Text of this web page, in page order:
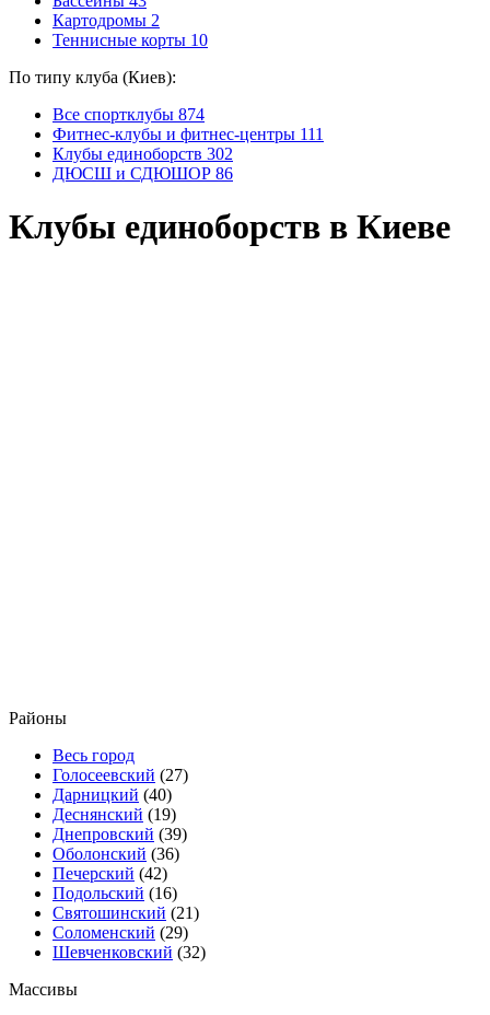
Картодромы 2
Теннисные корты 10
По типу клуба (Киев):
Все спортклубы 874
Фитнес-клубы и фитнес-центры 111
Клубы единоборств 302
ДЮСШ и СДЮШОР 86
Клубы единоборств в Киеве
Районы
Весь город
Голосеевский (27)
Дарницкий (40)
Деснянский (19)
Днепровский (39)
Оболонский (36)
Печерский (42)
Подольский (16)
Святошинский (21)
Соломенский (29)
Шевченковский (32)
Массивы